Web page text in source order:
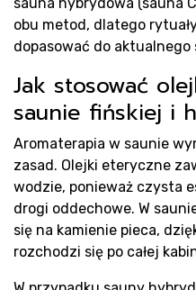
obu metod, dlatego
dopasować do aktualnego
Jak stosować
saunie fińskiej i
Aromaterapia w saunie
zasad. Olejki eteryczne
wodzie, ponieważ czysta
drogi oddechowe. W
się na kamienie pieca,
rozchodzi się po całej